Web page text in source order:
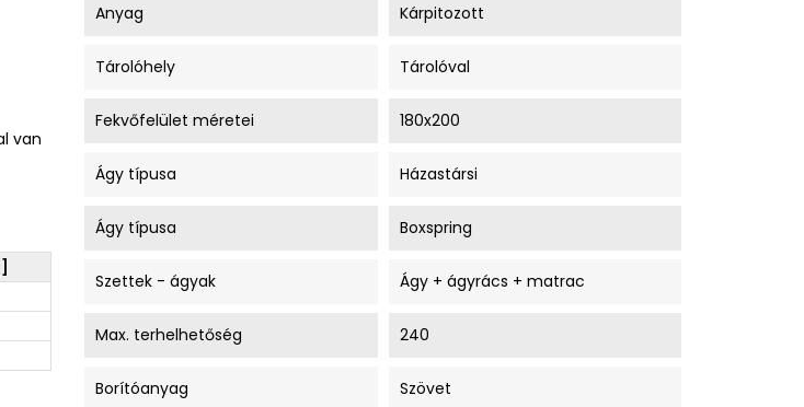
van
Anyag Kárpitozott
Tárolóhely Tárolóval
Fekvőfelület méretei 180x200
Ágy típusa Házastársi
Ágy típusa Boxspring
Szettek - ágyak Ágy + ágyrács + matrac
Max. terhelhetőség 240
Borítóanyag Szövet